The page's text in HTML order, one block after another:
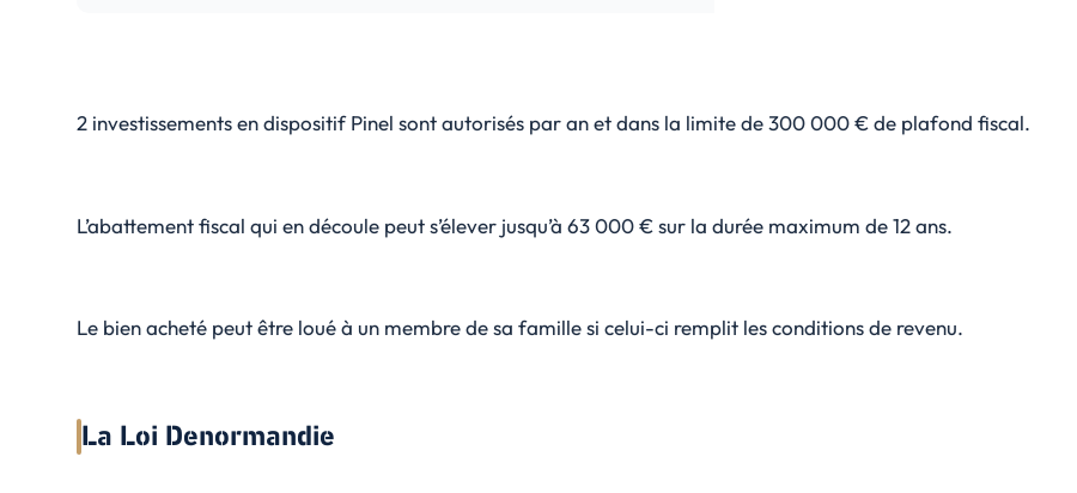
2 investissements en dispositif Pinel sont autorisés par an et dans la limite de 300 000 € de plafond fiscal.
L’abattement fiscal qui en découle peut s’élever jusqu’à 63 000 € sur la durée maximum de 12 ans.
Le bien acheté peut être loué à un membre de sa famille si celui-ci remplit les conditions de revenu.
La Loi Denormandie